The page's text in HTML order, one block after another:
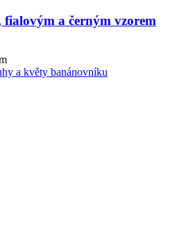
fialovým a černým vzorem